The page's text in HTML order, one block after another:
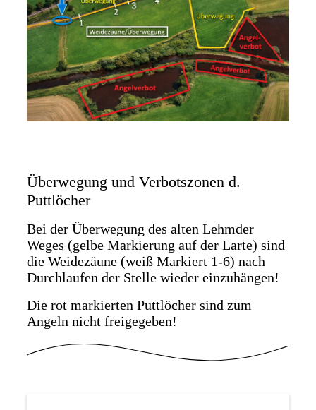
Überwegung und Verbotszonen d.
Puttlöcher
Bei der Überwegung des alten Lehmder
Weges (gelbe Markierung auf der Larte) sind
die Weidezäune (weiß Markiert 1-6) nach
Durchlaufen der Stelle wieder einzuhängen!
Die rot markierten Puttlöcher sind zum
Angeln nicht freigegeben!